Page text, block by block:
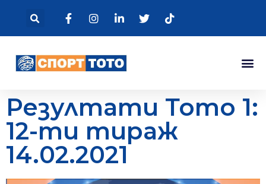
Резултати Тото 1:
12-ти тираж
14.02.2021